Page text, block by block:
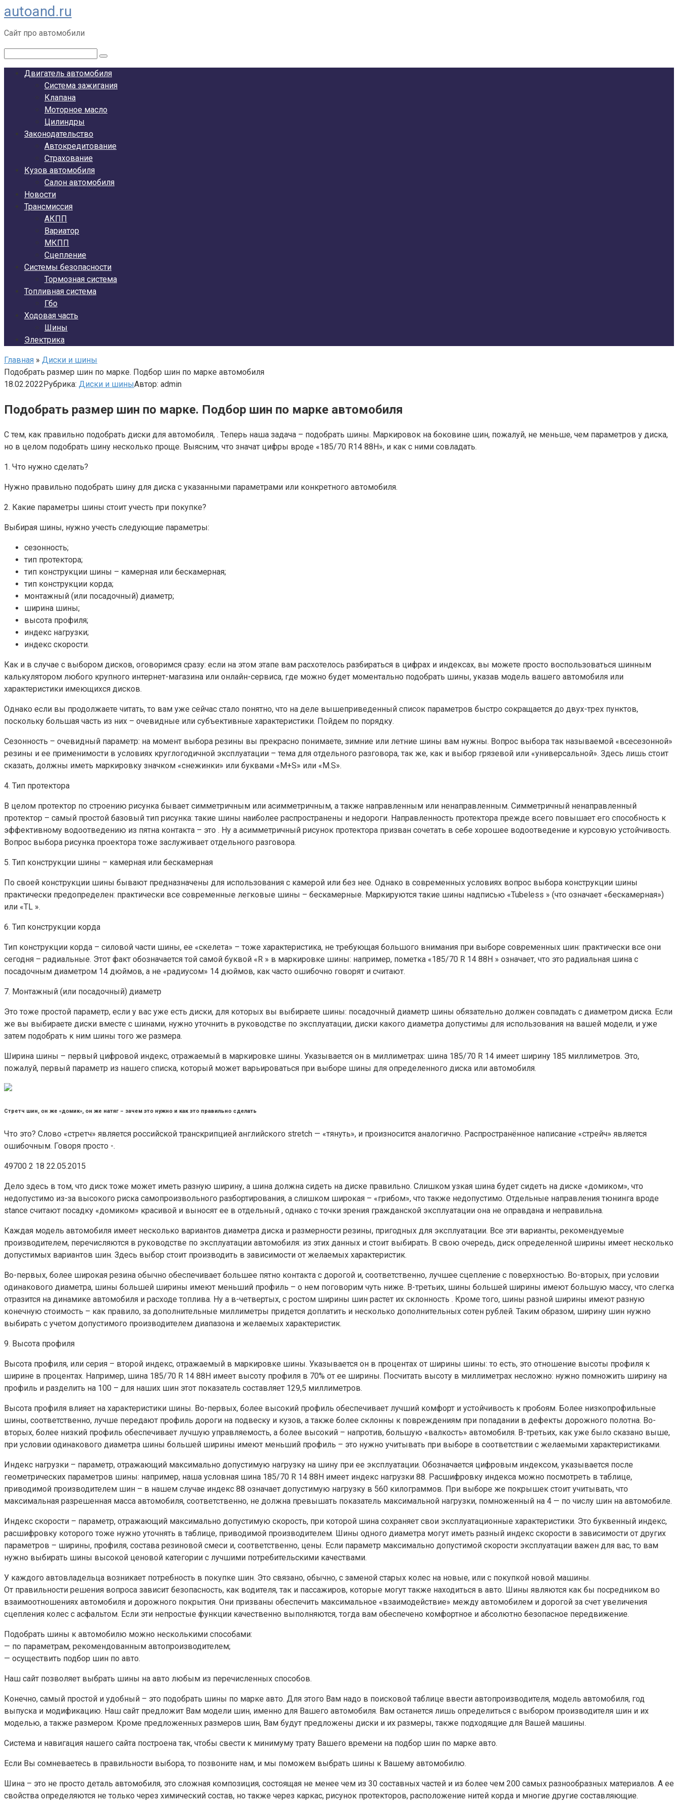
Перейти
к
контенту
autoand.ru
Сайт про автомобили
Двигатель автомобиля
Система зажигания
Клапана
Моторное масло
Цилиндры
Законодательство
Автокредитование
Страхование
Кузов автомобиля
Салон автомобиля
Новости
Трансмиссия
АКПП
Вариатор
МКПП
Сцепление
Системы безопасности
Тормозная система
Топливная система
Гбо
Ходовая часть
Шины
Электрика
Главная » Диски и шины
Подобрать размер шин по марке. Подбор шин по марке автомобиля
18.02.2022Рубрика: Диски и шиныАвтор: admin
Подобрать размер шин по марке. Подбор шин по марке автомобиля
С тем, как правильно подобрать диски для автомобиля, . Теперь наша задача – подобрать шины. Маркировок на боковине шин, пожалуй, не меньше, чем параметров у диска,
но в целом подобрать шину несколько проще. Выясним, что значат цифры вроде «185/70 R14 88H», и как с ними совладать.
1. Что нужно сделать?
Нужно правильно подобрать шину для диска с указанными параметрами или конкретного автомобиля.
2. Какие параметры шины стоит учесть при покупке?
Выбирая шины, нужно учесть следующие параметры:
сезонность;
тип протектора;
тип конструкции шины – камерная или бескамерная;
тип конструкции корда;
монтажный (или посадочный) диаметр;
ширина шины;
высота профиля;
индекс нагрузки;
индекс скорости.
Как и в случае с выбором дисков, оговоримся сразу: если на этом этапе вам расхотелось разбираться в цифрах и индексах, вы можете просто воспользоваться шинным
калькулятором любого крупного интернет-магазина или онлайн-сервиса, где можно будет моментально подобрать шины, указав модель вашего автомобиля или
характеристики имеющихся дисков.
Однако если вы продолжаете читать, то вам уже сейчас стало понятно, что на деле вышеприведенный список параметров быстро сокращается до двух-трех пунктов,
поскольку большая часть из них – очевидные или субъективные характеристики. Пойдем по порядку.
Сезонность – очевидный параметр: на момент выбора резины вы прекрасно понимаете, зимние или летние шины вам нужны. Вопрос выбора так называемой «всесезонной»
резины и ее применимости в условиях круглогодичной эксплуатации – тема для отдельного разговора, так же, как и выбор грязевой или «универсальной». Здесь лишь стоит
сказать, должны иметь маркировку значком «снежинки» или буквами «M+S» или «M.S».
4. Тип протектора
В целом протектор по строению рисунка бывает симметричным или асимметричным, а также направленным или ненаправленным. Симметричный ненаправленный
протектор – самый простой базовый тип рисунка: такие шины наиболее распространены и недороги. Направленность протектора прежде всего повышает его способность к
эффективному водоотведению из пятна контакта – это . Ну а асимметричный рисунок протектора призван сочетать в себе хорошее водоотведение и курсовую устойчивость.
Вопрос выбора рисунка проектора тоже заслуживает отдельного разговора.
5. Тип конструкции шины – камерная или бескамерная
По своей конструкции шины бывают предназначены для использования с камерой или без нее. Однако в современных условиях вопрос выбора конструкции шины
практически предопределен: практически все современные легковые шины – бескамерные. Маркируются такие шины надписью «Tubeless » (что означает «бескамерная»)
или «TL ».
6. Тип конструкции корда
Тип конструкции корда – силовой части шины, ее «скелета» – тоже характеристика, не требующая большого внимания при выборе современных шин: практически все они
сегодня – радиальные. Этот факт обозначается той самой буквой «R » в маркировке шины: например, пометка «185/70 R 14 88H » означает, что это радиальная шина с
посадочным диаметром 14 дюймов, а не «радиусом» 14 дюймов, как часто ошибочно говорят и считают.
7. Монтажный (или посадочный) диаметр
Это тоже простой параметр, если у вас уже есть диски, для которых вы выбираете шины: посадочный диаметр шины обязательно должен совпадать с диаметром диска. Если
же вы выбираете диски вместе с шинами, нужно уточнить в руководстве по эксплуатации, диски какого диаметра допустимы для использования на вашей модели, и уже
затем подобрать к ним шины того же размера.
Ширина шины – первый цифровой индекс, отражаемый в маркировке шины. Указывается он в миллиметрах: шина 185/70 R 14 имеет ширину 185 миллиметров. Это,
пожалуй, первый параметр из нашего списка, который может варьироваться при выборе шины для определенного диска или автомобиля.
Стретч шин, он же «домик», он же натяг – зачем это нужно и как это правильно сделать
Что это? Слово «стретч» является российской транскрипцией английского stretch — «тянуть», и произносится аналогично. Распространённое написание «стрейч» является
ошибочным. Говоря просто -.
49700 2 18 22.05.2015
Дело здесь в том, что диск тоже может иметь разную ширину, а шина должна сидеть на диске правильно. Слишком узкая шина будет сидеть на диске «домиком», что
недопустимо из-за высокого риска самопроизвольного разбортирования, а слишком широкая – «грибом», что также недопустимо. Отдельные направления тюнинга вроде
stance считают посадку «домиком» красивой и выносят ее в отдельный , однако с точки зрения гражданской эксплуатации она не оправдана и неправильна.
Каждая модель автомобиля имеет несколько вариантов диаметра диска и размерности резины, пригодных для эксплуатации. Все эти варианты, рекомендуемые
производителем, перечисляются в руководстве по эксплуатации автомобиля: из этих данных и стоит выбирать. В свою очередь, диск определенной ширины имеет несколько
допустимых вариантов шин. Здесь выбор стоит производить в зависимости от желаемых характеристик.
Во-первых, более широкая резина обычно обеспечивает большее пятно контакта с дорогой и, соответственно, лучшее сцепление с поверхностью. Во-вторых, при условии
одинакового диаметра, шины большей ширины имеют меньший профиль – о нем поговорим чуть ниже. В-третьих, шины большей ширины имеют большую массу, что слегка
отразится на динамике автомобиля и расходе топлива. Ну а в-четвертых, с ростом ширины шин растет их склонность . Кроме того, шины разной ширины имеют разную
конечную стоимость – как правило, за дополнительные миллиметры придется доплатить и несколько дополнительных сотен рублей. Таким образом, ширину шин нужно
выбирать с учетом допустимого производителем диапазона и желаемых характеристик.
9. Высота профиля
Высота профиля, или серия – второй индекс, отражаемый в маркировке шины. Указывается он в процентах от ширины шины: то есть, это отношение высоты профиля к
ширине в процентах. Например, шина 185/70 R 14 88H имеет высоту профиля в 70% от ее ширины. Посчитать высоту в миллиметрах несложно: нужно помножить ширину на
профиль и разделить на 100 – для наших шин этот показатель составляет 129,5 миллиметров.
Высота профиля влияет на характеристики шины. Во-первых, более высокий профиль обеспечивает лучший комфорт и устойчивость к пробоям. Более низкопрофильные
шины, соответственно, лучше передают профиль дороги на подвеску и кузов, а также более склонны к повреждениям при попадании в дефекты дорожного полотна. Во-
вторых, более низкий профиль обеспечивает лучшую управляемость, а более высокий – напротив, большую «валкость» автомобиля. В-третьих, как уже было сказано выше,
при условии одинакового диаметра шины большей ширины имеют меньший профиль – это нужно учитывать при выборе в соответствии с желаемыми характеристиками.
Индекс нагрузки – параметр, отражающий максимально допустимую нагрузку на шину при ее эксплуатации. Обозначается цифровым индексом, указывается после
геометрических параметров шины: например, наша условная шина 185/70 R 14 88H имеет индекс нагрузки 88. Расшифровку индекса можно посмотреть в таблице,
приводимой производителем шин – в нашем случае индекс 88 означает допустимую нагрузку в 560 килограммов. При выборе же покрышек стоит учитывать, что
максимальная разрешенная масса автомобиля, соответственно, не должна превышать показатель максимальной нагрузки, помноженный на 4 — по числу шин на автомобиле.
Индекс скорости – параметр, отражающий максимально допустимую скорость, при которой шина сохраняет свои эксплуатационные характеристики. Это буквенный индекс,
расшифровку которого тоже нужно уточнять в таблице, приводимой производителем. Шины одного диаметра могут иметь разный индекс скорости в зависимости от других
параметров – ширины, профиля, состава резиновой смеси и, соответственно, цены. Если параметр максимально допустимой скорости эксплуатации важен для вас, то вам
нужно выбирать шины высокой ценовой категории с лучшими потребительскими качествами.
У каждого автовладельца возникает потребность в покупке шин. Это связано, обычно, с заменой старых колес на новые, или с покупкой новой машины.
От правильности решения вопроса зависит безопасность, как водителя, так и пассажиров, которые могут также находиться в авто. Шины являются как бы посредником во
взаимоотношениях автомобиля и дорожного покрытия. Они призваны обеспечить максимальное «взаимодействие» между автомобилем и дорогой за счет увеличения
сцепления колес с асфальтом. Если эти непростые функции качественно выполняются, тогда вам обеспечено комфортное и абсолютно безопасное передвижение.
Подобрать шины к автомобилю можно несколькими способами:
— по параметрам, рекомендованным автопроизводителем;
— осуществить подбор шин по авто.
Наш сайт позволяет выбрать шины на авто любым из перечисленных способов.
Конечно, самый простой и удобный – это подобрать шины по марке авто. Для этого Вам надо в поисковой таблице ввести автопроизводителя, модель автомобиля, год
выпуска и модификацию. Наш сайт предложит Вам модели шин, именно для Вашего автомобиля. Вам останется лишь определиться с выбором производителя шин и их
моделью, а также размером. Кроме предложенных размеров шин, Вам будут предложены диски и их размеры, также подходящие для Вашей машины.
Система и навигация нашего сайта построена так, чтобы свести к минимуму трату Вашего времени на подбор шин по марке авто.
Если Вы сомневаетесь в правильности выбора, то позвоните нам, и мы поможем выбрать шины к Вашему автомобилю.
Шина – это не просто деталь автомобиля, это сложная композиция, состоящая не менее чем из 30 составных частей и из более чем 200 самых разнообразных материалов. А ее
свойства определяются не только через химический состав, но также через каркас, рисунок протекторов, расположение нитей корда и многие другие составляющие.